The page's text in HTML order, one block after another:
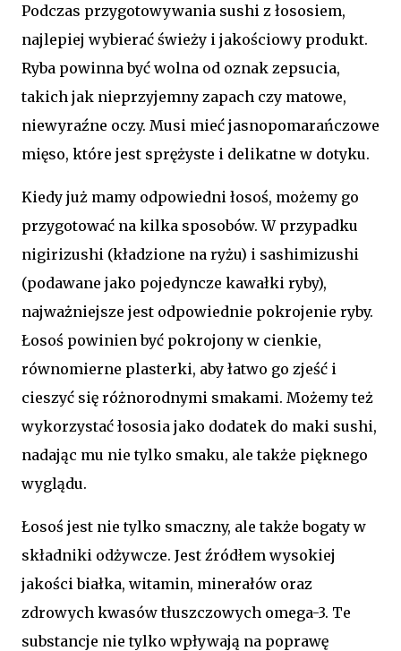
Podczas przygotowywania sushi z łososiem,
najlepiej wybierać świeży i jakościowy produkt.
Ryba powinna być wolna od oznak zepsucia,
takich jak nieprzyjemny zapach czy matowe,
niewyraźne oczy. Musi mieć jasnopomarańczowe
mięso, które jest sprężyste i delikatne w dotyku.
Kiedy już mamy odpowiedni łosoś, możemy go
przygotować na kilka sposobów. W przypadku
nigirizushi (kładzione na ryżu) i sashimizushi
(podawane jako pojedyncze kawałki ryby),
najważniejsze jest odpowiednie pokrojenie ryby.
Łosoś powinien być pokrojony w cienkie,
równomierne plasterki, aby łatwo go zjeść i
cieszyć się różnorodnymi smakami. Możemy też
wykorzystać łososia jako dodatek do maki sushi,
nadając mu nie tylko smaku, ale także pięknego
wyglądu.
Łosoś jest nie tylko smaczny, ale także bogaty w
składniki odżywcze. Jest źródłem wysokiej
jakości białka, witamin, minerałów oraz
zdrowych kwasów tłuszczowych omega-3. Te
substancje nie tylko wpływają na poprawę